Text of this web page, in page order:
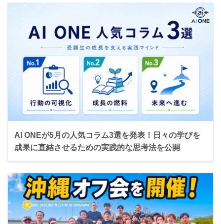
AI ONEが5月の人気コラム3選を発表！日々の学びを
成果に直結させるための実践的な思考法を公開